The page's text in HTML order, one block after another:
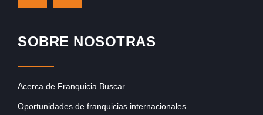
SOBRE NOSOTRAS
Acerca de Franquicia Buscar
Oportunidades de franquicias internacionales